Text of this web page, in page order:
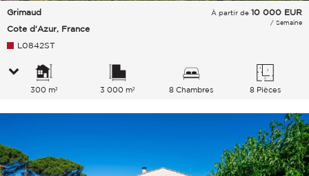
Grimaud
Cote d'Azur, France
À partir de 10 000 EUR
/ Semaine
L0842ST
300 m² 3 000 m² 8 Chambres 8 Pièces